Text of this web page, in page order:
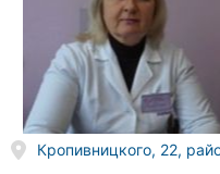
Кривой
Рог
Николаев
Херсон
Кропивницкого, 22,